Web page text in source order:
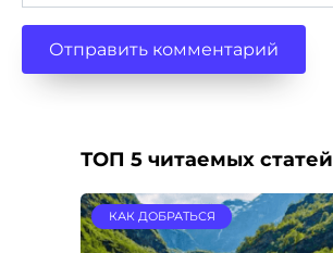
ТОП 5 читаемых статей
КАК ДОБРАТЬСЯ